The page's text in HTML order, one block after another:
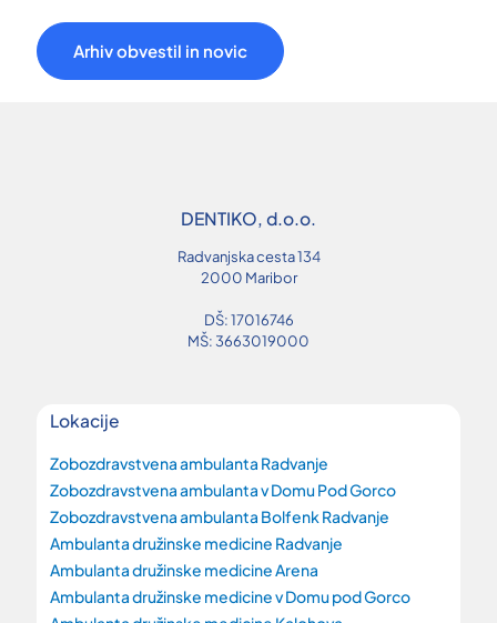
Arhiv obvestil in novic
DENTIKO, d.o.o.
Radvanjska cesta 134
2000 Maribor
DŠ: 17016746
MŠ: 3663019000
Lokacije
Zobozdravstvena ambulanta Radvanje
Zobozdravstvena ambulanta v Domu Pod Gorco
Zobozdravstvena ambulanta Bolfenk Radvanje
Ambulanta družinske medicine Radvanje
Ambulanta družinske medicine Arena
Ambulanta družinske medicine v Domu pod Gorco